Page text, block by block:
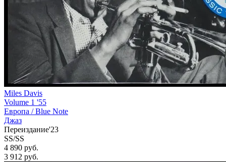
Miles Davis
Volume 1 '55
Европа /Blue Note
Джаз
Переиздание'23
SS/SS
4 890 руб.
3 912 руб.